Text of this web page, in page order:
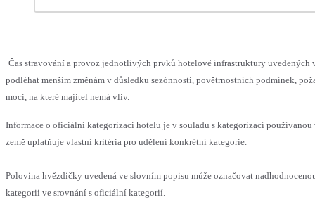
Čas stravování a provoz jednotlivých prvků hotelové infrastruktury uvedených
podléhat menším změnám v důsledku sezónnosti, povětrnostních podmínek,
moci, na které majitel nemá vliv.
Informace o oficiální kategorizaci hotelu je v souladu s kategorizací používanou
země uplatňuje vlastní kritéria pro udělení konkrétní kategorie.
Polovina hvězdičky uvedená ve slovním popisu může označovat
kategorii ve srovnání s oficiální kategorií.